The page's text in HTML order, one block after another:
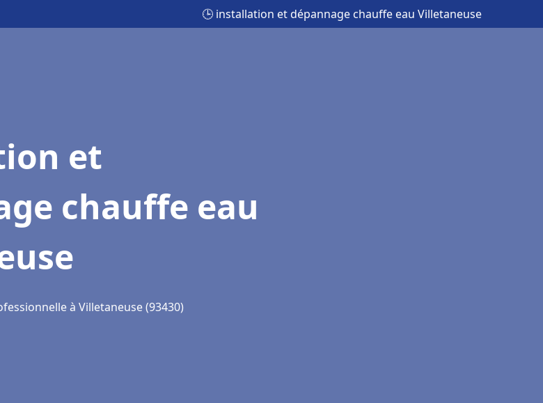
🕒 installation et dépannage chauffe eau Villetaneuse
et
chauffe eau
à Villetaneuse (93430)